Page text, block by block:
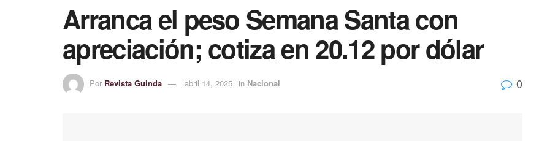
Arranca el peso Semana Santa con
apreciación; cotiza en 20.12 por dólar
Por Revista Guinda abril 14, 2025 in Nacional 0